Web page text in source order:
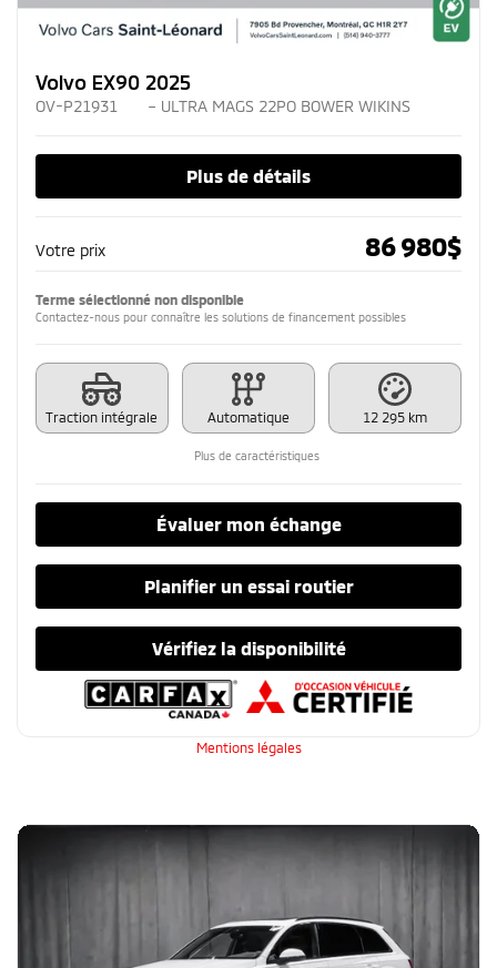
Volvo EX90 2025
OV-P21931 – ULTRA MAGS 22PO BOWER WIKINS
Plus de détails
Votre prix 86 980$
Terme sélectionné non disponible
Contactez-nous pour connaître les solutions de financement possibles
Traction intégrale Automatique 12 295 km
Plus de caractéristiques
Évaluer mon échange
Planifier un essai routier
Vérifiez la disponibilité
Mentions légales